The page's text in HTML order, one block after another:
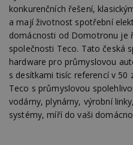
konkurenčních řešení,
a mají životnost spotřební
domácnosti od Domotronu je
společnosti Teco. Tato česká
hardware pro průmyslovou
s desítkami tisíc referencí v 50
Teco s průmyslovou
vodárny, plynárny, výrobní
systémy, míří do vaši